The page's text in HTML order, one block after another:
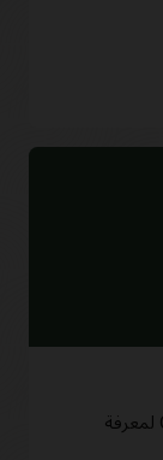
اتصل بفريق المبيعات العالمي من Oracle لمعرفة